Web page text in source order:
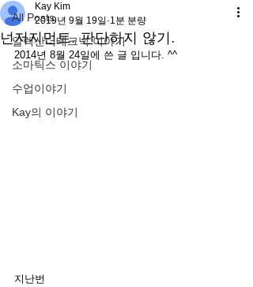
All Posts
알렉산더테크닉 이야기
소마틱스 이야기
수업이야기
Kay의 이야기
넌저지먼트. 판단하지 않기.
Kay Kim
2019년 9월 19일 1분 분량
2014년 8월 24일에 쓴 글 입니다. ^^
지난번